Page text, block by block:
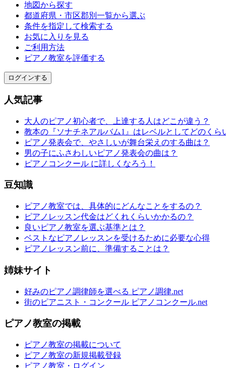
地図から探す
都道府県・市区郡別一覧から選ぶ
条件を指定して検索する
お気に入りを見る
ご利用方法
ピアノ教室を評価する
ログインする
人気記事
大人のピアノ初心者で、上達する人はどこが違う？
教本の『ソナチネアルバム1』はレベルとしてどのくら
ピアノ発表会で、やさしいが舞台栄えのする曲は？
男の子にふさわしいピアノ発表会の曲は？
ピアノコンクール に詳しくなろう！
豆知識
ピアノ教室では、具体的にどんなことをするの？
ピアノレッスン代金はどくれくらいかかるの？
良いピアノ教室を選ぶ基準とは？
ベストなピアノレッスンを受けるために必要な心得
ピアノレッスン前に、準備することは？
姉妹サイト
好みのピアノ調律師を選べる ピアノ調律.net
街のピアニスト・コンクール ピアノコンクール.net
ピアノ教室の掲載
ピアノ教室の掲載について
ピアノ教室の新規掲載登録
ピアノ教室・ログイン